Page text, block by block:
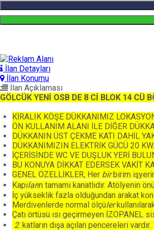
İlan Detayları
İlan Konumu
İlan Açıklaması
GÖLCÜK YENİ OSB DE 8 Cİ BLOK 14 CÜ
KİRALIK KÖŞE DÜKKANIMIZ
ÖN KULLANIM ALANI İLE DİĞER
DÜKKANIN ÜST ÇEKME KATI DAHİL
DÜKKANIMIZIN ELEKTRİK GÜCÜ 20
İÇERİSİNDE WC VE DUŞLUK YERİ
BU KONUYA DİKKAT EDERSEK VAKİT
GENEL ÖZELLİKLER, Her birbirim
Kapıların tamamı kanatlıdır. Atölyenin
İç yükseklik fazla olduğundan arakat
Merdivenlerde normal ölçüler
Çatı örtüsü ısı geçirmeyen İZOPANEL
2. katların dışa açılan pencereleri